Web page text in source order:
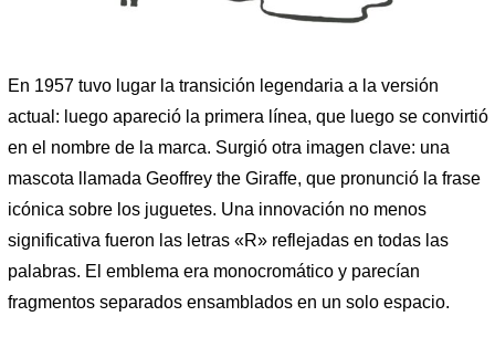
En 1957 tuvo lugar la transición legendaria a la versión
actual: luego apareció la primera línea, que luego se convirtió
en el nombre de la marca. Surgió otra imagen clave: una
mascota llamada Geoffrey the Giraffe, que pronunció la frase
icónica sobre los juguetes. Una innovación no menos
significativa fueron las letras «R» reflejadas en todas las
palabras. El emblema era monocromático y parecían
fragmentos separados ensamblados en un solo espacio.